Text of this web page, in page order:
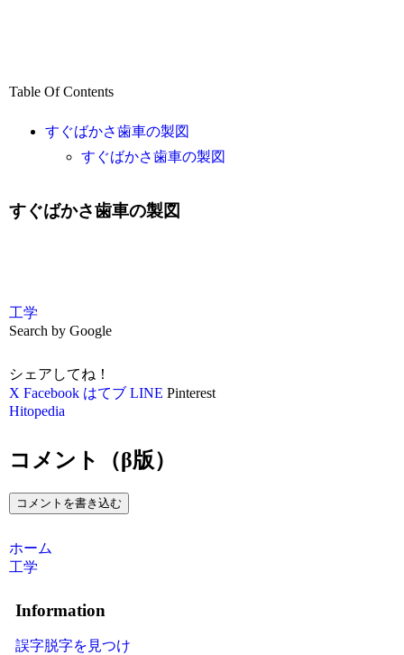
Table Of Contents
すぐばかさ歯車の製図
すぐばかさ歯車の製図
すぐばかさ歯車の製図
工学
Search by Google
シェアしてね！
X Facebook はてブ LINE Pinterest
Hitopedia
コメント（β版）
コメントを書き込む
ホーム
工学
Information
誤字脱字を見つけ